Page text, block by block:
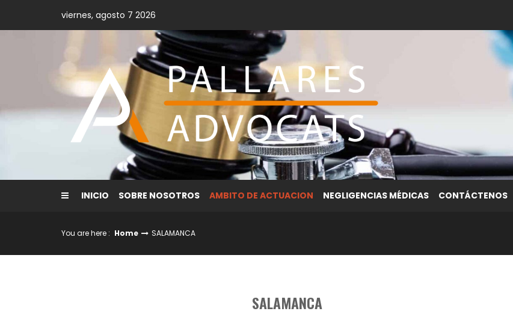
content
viernes, agosto 7 2026
INICIO SOBRE NOSOTROS AMBITO DE ACTUACION NEGLIGENCIAS MÉDICAS CONTÁCTENOS
You are here : Home SALAMANCA
SALAMANCA